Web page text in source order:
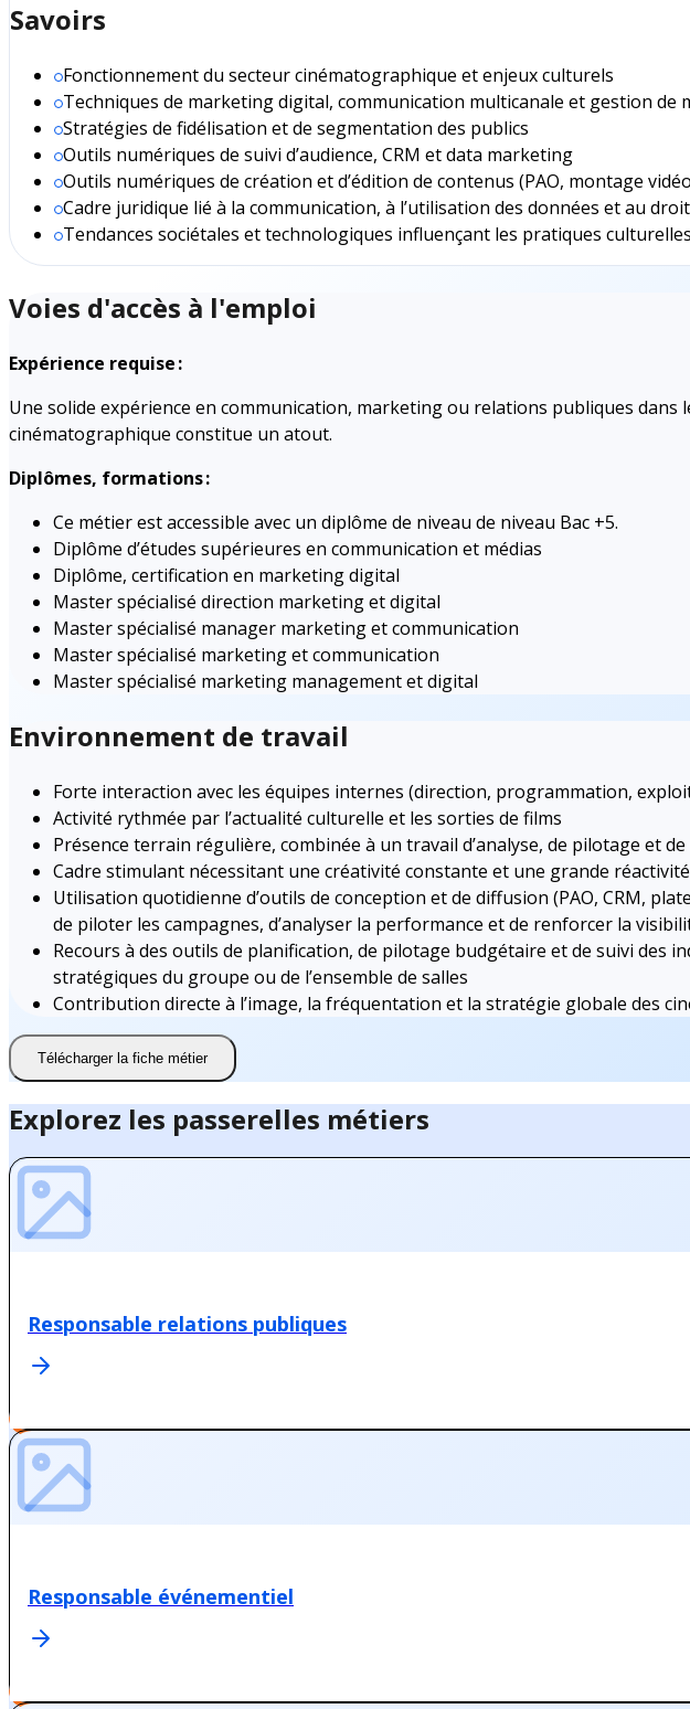
Savoirs
Fonctionnement du secteur cinématographique et enjeux culturels
Techniques de marketing digital, communication multicanale et gestion de
Stratégies de fidélisation et de segmentation des publics
Outils numériques de suivi d’audience, CRM et data marketing
Outils numériques de création et d’édition de contenus (PAO, montage
Cadre juridique lié à la communication, à l’utilisation des données et au droit
Tendances sociétales et technologiques influençant les pratiques
Voies d'accès à l'emploi
Expérience requise :
Une solide expérience en communication, marketing ou relations publiques
cinématographique constitue un atout.
Diplômes, formations :
Ce métier est accessible avec un diplôme de niveau de niveau Bac +5.
Diplôme d’études supérieures en communication et médias
Diplôme, certification en marketing digital
Master spécialisé direction marketing et digital
Master spécialisé manager marketing et communication
Master spécialisé marketing et communication
Master spécialisé marketing management et digital
Environnement de travail
Forte interaction avec les équipes internes (direction, programmation,
Activité rythmée par l’actualité culturelle et les sorties de films
Présence terrain régulière, combinée à un travail d’analyse, de pilotage et
Cadre stimulant nécessitant une créativité constante et une grande
Utilisation quotidienne d’outils de conception et de diffusion (PAO, CRM,
de piloter les campagnes, d’analyser la performance et de renforcer la
Recours à des outils de planification, de pilotage budgétaire et de suivi des
stratégiques du groupe ou de l’ensemble de salles
Contribution directe à l’image, la fréquentation et la stratégie globale des
Télécharger la fiche métier
Explorez les passerelles métiers
Responsable relations publiques
Responsable événementiel